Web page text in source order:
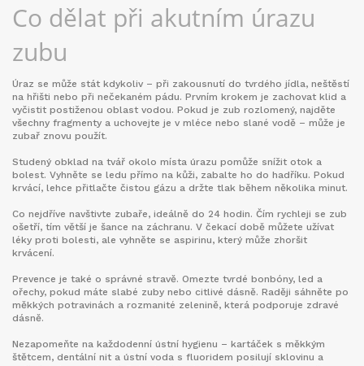
Co dělat při akutním úrazu
zubu
Úraz se může stát kdykoliv – při zakousnutí do tvrdého jídla, neštěstí
na hřišti nebo při nečekaném pádu. Prvním krokem je zachovat klid a
vyčistit postiženou oblast vodou. Pokud je zub rozlomený, najděte
všechny fragmenty a uchovejte je v mléce nebo slané vodě – může je
zubař znovu použít.
Studený obklad na tvář okolo místa úrazu pomůže snížit otok a
bolest. Vyhněte se ledu přímo na kůži, zabalte ho do hadříku. Pokud
krvácí, lehce přitlačte čistou gázu a držte tlak během několika minut.
Co nejdříve navštivte zubaře, ideálně do 24 hodin. Čím rychleji se zub
ošetří, tím větší je šance na záchranu. V čekací době můžete užívat
léky proti bolesti, ale vyhněte se aspirinu, který může zhoršit
krvácení.
Prevence je také o správné stravě. Omezte tvrdé bonbóny, led a
ořechy, pokud máte slabé zuby nebo citlivé dásně. Raději sáhněte po
měkkých potravinách a rozmanité zelenině, která podporuje zdravé
dásně.
Nezapomeňte na každodenní ústní hygienu – kartáček s měkkým
štětcem, dentální nit a ústní voda s fluoridem posilují sklovinu a